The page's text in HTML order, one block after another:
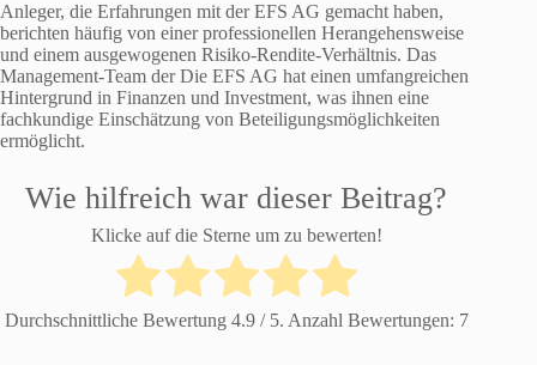
Anleger, die Erfahrungen mit der EFS AG gemacht haben,
berichten häufig von einer professionellen Herangehensweise
und einem ausgewogenen Risiko-Rendite-Verhältnis. Das
Management-Team der Die EFS AG hat einen umfangreichen
Hintergrund in Finanzen und Investment, was ihnen eine
fachkundige Einschätzung von Beteiligungsmöglichkeiten
ermöglicht.
Wie hilfreich war dieser Beitrag?
Klicke auf die Sterne um zu bewerten!
Durchschnittliche Bewertung 4.9/ 5. Anzahl Bewertungen: 7